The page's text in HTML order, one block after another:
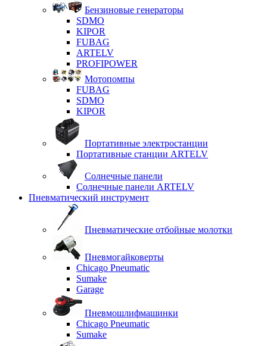
Бензиновые генераторы
SDMO
KIPOR
FUBAG
ARTELV
PROFIPOWER
Мотопомпы
FUBAG
SDMO
KIPOR
Портативные электростанции
Портативные станции ARTELV
Солнечные панели
Солнечные панели ARTELV
Пневматический инструмент
Пневматические отбойные молотки
Пневмогайковерты
Chicago Pneumatic
Sumake
Garage
Пневмошлифмашинки
Chicago Pneumatic
Sumake